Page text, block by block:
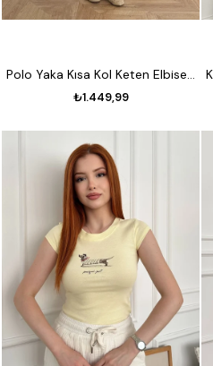
Polo Yaka Kısa Kol Keten Elbise Siyah
₺1.449,99